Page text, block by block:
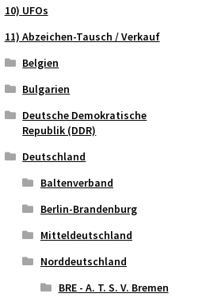
10) UFOs
11) Abzeichen-Tausch / Verkauf
Belgien
Bulgarien
Deutsche Demokratische
Republik (DDR)
Deutschland
Baltenverband
Berlin-Brandenburg
Mitteldeutschland
Norddeutschland
BRE - A. T. S. V. Bremen